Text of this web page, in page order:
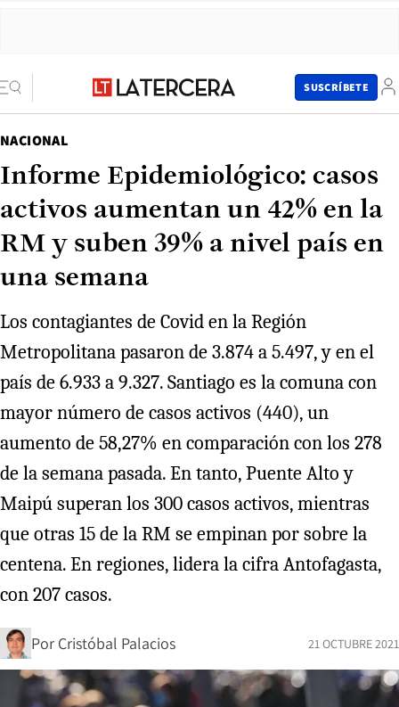
SUSCRÍBETE
NACIONAL
Informe Epidemiológico: casos
activos aumentan un 42% en la
RM y suben 39% a nivel país en
una semana
Los contagiantes de Covid en la Región
Metropolitana pasaron de 3.874 a 5.497, y en el
país de 6.933 a 9.327. Santiago es la comuna con
mayor número de casos activos (440), un
aumento de 58,27% en comparación con los 278
de la semana pasada. En tanto, Puente Alto y
Maipú superan los 300 casos activos, mientras
que otras 15 de la RM se empinan por sobre la
centena. En regiones, lidera la cifra Antofagasta,
con 207 casos.
Por Cristóbal Palacios 21 OCTUBRE 2021